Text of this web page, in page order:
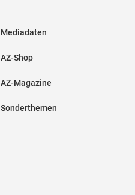
Mediadaten
AZ-Shop
AZ-Magazine
Sonderthemen